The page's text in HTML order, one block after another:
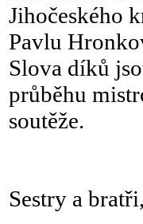
Jihočeského
Pavlu
Slova díků
průběhu
soutěže.
Sestry a